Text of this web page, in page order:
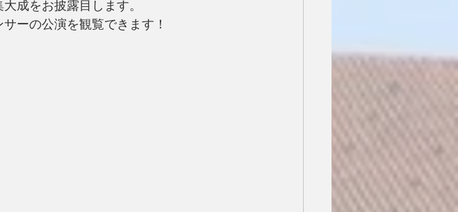
成をお披露目します。
ーの公演を観覧できます！